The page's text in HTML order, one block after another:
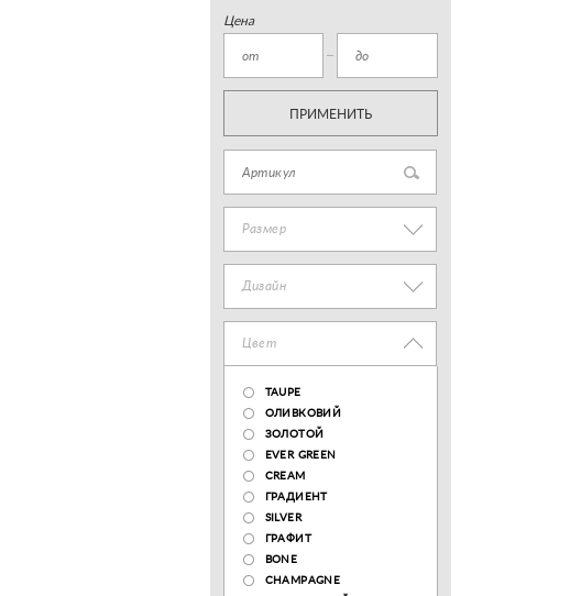
Цена
ПРИМЕНИТЬ
Размер
Дизайн
Цвет
TAUPE
ОЛИВКОВИЙ
ЗОЛОТОЙ
EVER GREEN
CREAM
ГРАДИЕНТ
SILVER
ГРАФИТ
BONE
CHAMPAGNE